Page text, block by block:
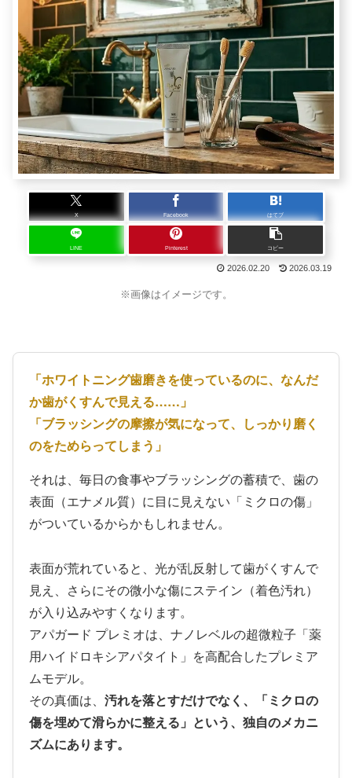
X Facebook はてブ
LINE Pinterest コピー
2026.02.20 2026.03.19
※画像はイメージです。
「ホワイトニング歯磨きを使っているのに、なんだ
か歯がくすんで見える……」
「ブラッシングの摩擦が気になって、しっかり磨く
のをためらってしまう」
それは、毎日の食事やブラッシングの蓄積で、歯の
表面（エナメル質）に目に見えない「ミクロの傷」
がついているからかもしれません。
表面が荒れていると、光が乱反射して歯がくすんで
見え、さらにその微小な傷にステイン（着色汚れ）
が入り込みやすくなります。
アパガード プレミオは、ナノレベルの超微粒子「薬
用ハイドロキシアパタイト」を高配合したプレミア
ムモデル。
その真価は、 汚れを落とすだけでなく、「ミクロの
傷を埋めて滑らかに整える」という、独自のメカニ
ズムにあります。